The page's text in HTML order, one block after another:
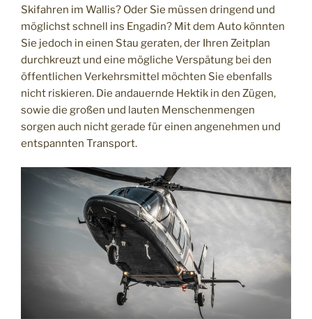
Skifahren im Wallis? Oder Sie müssen dringend und
möglichst schnell ins Engadin? Mit dem Auto könnten
Sie jedoch in einen Stau geraten, der Ihren Zeitplan
durchkreuzt und eine mögliche Verspätung bei den
öffentlichen Verkehrsmittel möchten Sie ebenfalls
nicht riskieren. Die andauernde Hektik in den Zügen,
sowie die großen und lauten Menschenmengen
sorgen auch nicht gerade für einen angenehmen und
entspannten Transport.